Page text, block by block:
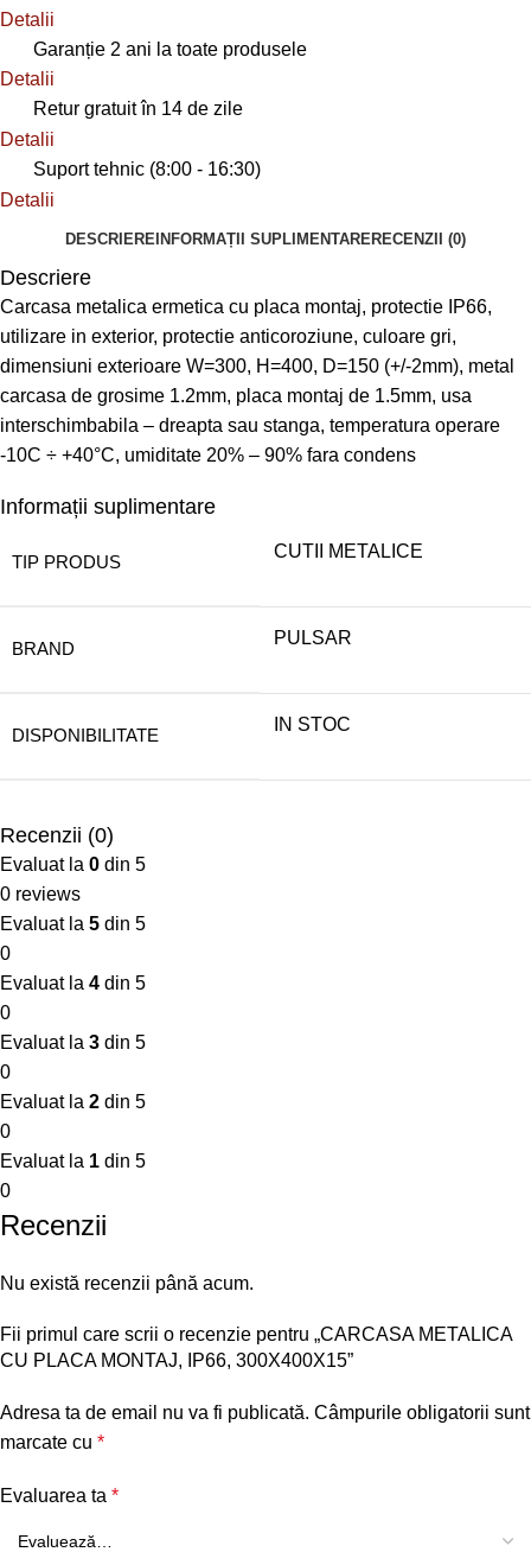
Detalii
Garanție 2 ani la toate produsele
Detalii
Retur gratuit în 14 de zile
Detalii
Suport tehnic (8:00 - 16:30)
Detalii
DESCRIERE INFORMAȚII SUPLIMENTARERECENZII (0)
Descriere
Carcasa metalica ermetica cu placa montaj, protectie IP66,
utilizare in exterior, protectie anticoroziune, culoare gri,
dimensiuni exterioare W=300, H=400, D=150 (+/-2mm), metal
carcasa de grosime 1.2mm, placa montaj de 1.5mm, usa
interschimbabila – dreapta sau stanga, temperatura operare
-10C ÷ +40°C, umiditate 20% – 90% fara condens
Informații suplimentare
TIP PRODUS
CUTII METALICE
BRAND
PULSAR
DISPONIBILITATE
IN STOC
Recenzii (0)
Evaluat la 0 din 5
0 reviews
Evaluat la 5 din 5
0
Evaluat la 4 din 5
0
Evaluat la 3 din 5
0
Evaluat la 2 din 5
0
Evaluat la 1 din 5
0
Recenzii
Nu există recenzii până acum.
Fii primul care scrii o recenzie pentru „CARCASA METALICA
CU PLACA MONTAJ, IP66, 300X400X15”
Adresa ta de email nu va fi publicată. Câmpurile obligatorii sunt
marcate cu *
Evaluarea ta *